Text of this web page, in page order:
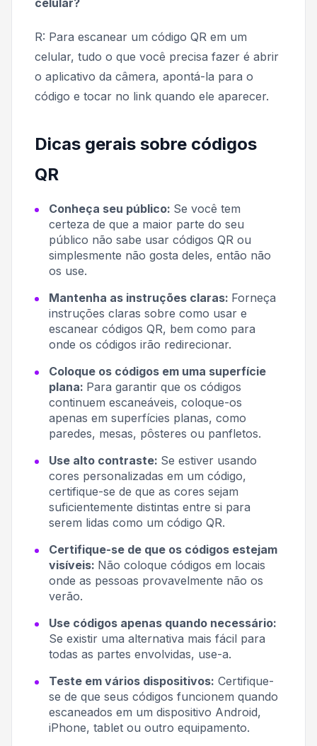
R: Para escanear um código QR em um
celular, tudo o que você precisa fazer é abrir
o aplicativo da câmera, apontá-la para o
código e tocar no link quando ele aparecer.
Dicas gerais sobre códigos
QR
Conheça seu público: Se você tem
certeza de que a maior parte do seu
público não sabe usar códigos QR ou
simplesmente não gosta deles, então não
os use.
Mantenha as instruções claras: Forneça
instruções claras sobre como usar e
escanear códigos QR, bem como para
onde os códigos irão redirecionar.
Coloque os códigos em uma superfície
plana: Para garantir que os códigos
continuem escaneáveis, coloque-os
apenas em superfícies planas, como
paredes, mesas, pôsteres ou panfletos.
Use alto contraste: Se estiver usando
cores personalizadas em um código,
certifique-se de que as cores sejam
suficientemente distintas entre si para
serem lidas como um código QR.
Certifique-se de que os códigos estejam
visíveis: Não coloque códigos em locais
onde as pessoas provavelmente não os
verão.
Use códigos apenas quando necessário:
Se existir uma alternativa mais fácil para
todas as partes envolvidas, use-a.
Teste em vários dispositivos: Certifique-
se de que seus códigos funcionem quando
escaneados em um dispositivo Android,
iPhone, tablet ou outro equipamento.